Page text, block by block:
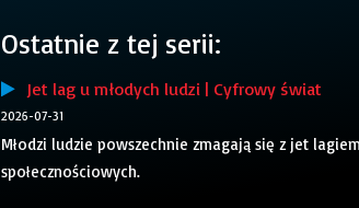
Ostatnie z tej serii:
Jet lag u młodych ludzi | Cyfrowy świat
2026-07-31
Młodzi ludzie powszechnie zmagają się z jet
społecznościowych.